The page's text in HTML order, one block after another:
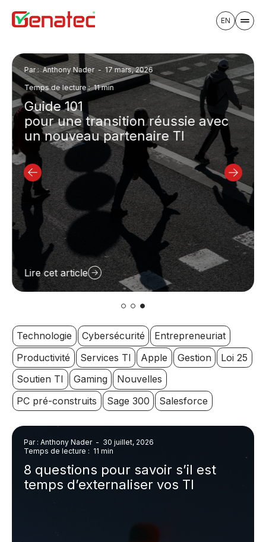
EN
Par : Anthony Nader -17 mars, 2026
Temps de lecture : 11 min
Guide 101
pour une transition réussie avec
un nouveau partenaire TI
Lire cet article
Technologie Cybersécurité
Entrepreneuriat
Productivité
Services TI Apple Gestion
Loi 25
Soutien TI
Gaming
Nouvelles
PC pré-construits
Sage 300 Salesforce
Par : Anthony Nader - 30 juillet, 2026
Temps de lecture : 11 min
8 questions pour savoir s’il est
temps d’externaliser vos TI